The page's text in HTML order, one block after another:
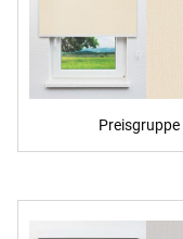
Preisgruppe